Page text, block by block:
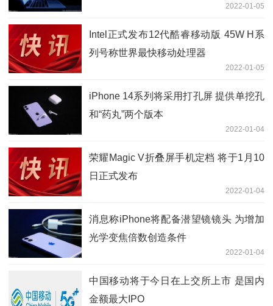
2022-01-05
Intel正式发布12代酷睿移动版 45W H系
列号称世界最快移动处理器
2022-01-05
iPhone 14系列将采用打孔屏 提供单挖孔
和“药丸”两个版本
2022-01-04
荣耀Magic V折叠屏手机定档 将于1月10
日正式发布
2022-01-04
消息称iPhone将配备潜望镜镜头 为增加
光学变焦倍数创造条件
2022-01-04
中国移动将于今日在上交所上市 是国内
金额最大IPO